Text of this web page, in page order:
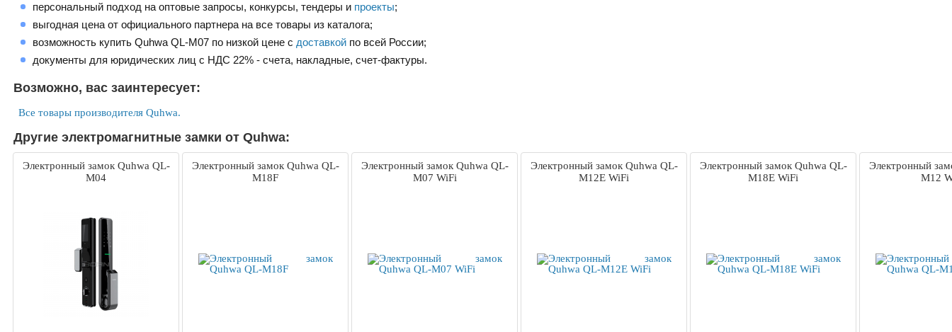
персональный подход на оптовые запросы, конкурсы, тендеры и проекты;
выгодная цена от официального партнера на все товары из каталога;
возможность купить Quhwa QL-M07 по низкой цене с доставкой по всей России;
документы для юридических лиц с НДС 22% - счета, накладные, счет-фактуры.
Возможно, вас заинтересует:
Все товары производителя Quhwa.
Другие электромагнитные замки от Quhwa:
Электронный замок Quhwa QL-
M04
Электронный замок Quhwa QL-
M18F
Электронный замок Quhwa QL-
M07 WiFi
Электронный замок Quhwa QL-
M12E WiFi
Электронный замок Quhwa QL-
M18E WiFi
Электронный
M12